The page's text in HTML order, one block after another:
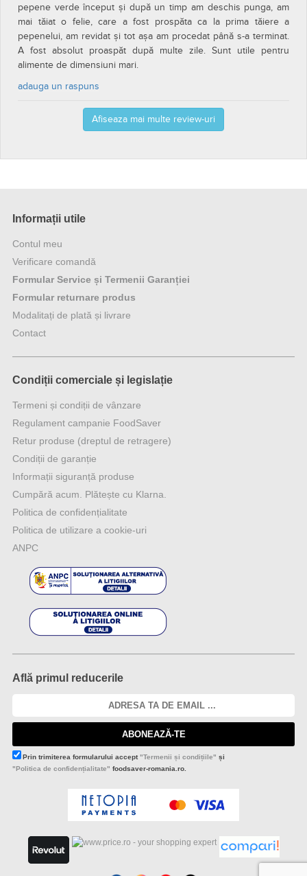
pepene verde început și după un timp am deschis punga, am
mai tăiat o felie, care a fost prospăta ca la prima tăiere a
pepenelui, am revidat și tot așa am procedat până s-a terminat.
A fost absolut proaspăt după multe zile. Sunt utile pentru
alimente de dimensiuni mari.
adauga un raspuns
Afiseaza mai multe review-uri
Informații utile
Contul meu
Verificare comandă
Formular Service și Termenii Garanției
Formular returnare produs
Modalitați de plată și livrare
Contact
Condiții comerciale și legislație
Termeni și condiții de vânzare
Regulament campanie FoodSaver
Retur produse (dreptul de retragere)
Condiții de garanție
Informații siguranță produse
Cumpără acum. Plătește cu Klarna.
Politica de confidențialitate
Politica de utilizare a cookie-uri
ANPC
Află primul reducerile
ABONEAZĂ-TE
Prin trimiterea formularului accept"Termenii și condițiile" și
"Politica de confidențialitate" foodsaver-romania.ro.